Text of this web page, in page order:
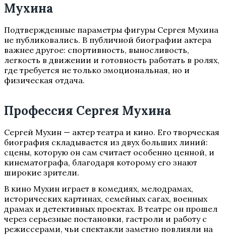
Мухина
Подтвержденные параметры фигуры Сергея Мухина
не публиковались. В публичной биографии актера
важнее другое: спортивность, выносливость,
легкость в движении и готовность работать в ролях,
где требуется не только эмоциональная, но и
физическая отдача.
Профессия Сергея Мухина
Сергей Мухин — актер театра и кино. Его творческая
биография складывается из двух больших линий:
сцены, которую он сам считает особенно ценной, и
кинематографа, благодаря которому его знают
широкие зрители.
В кино Мухин играет в комедиях, мелодрамах,
исторических картинах, семейных сагах, военных
драмах и детективных проектах. В театре он прошел
через серьезные постановки, гастроли и работу с
режиссерами, чьи спектакли заметно повлияли на